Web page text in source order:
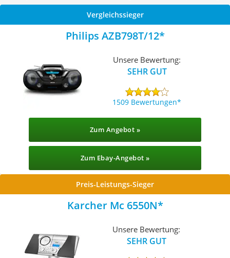
Vergleichssieger
Philips AZB798T/12
Unsere Bewertung:
SEHR GUT
1509 Bewertungen
Zum Angebot »
Zum Ebay-Angebot »
Preis-Leistungs-Sieger
Karcher Mc 6550N
Unsere Bewertung:
SEHR GUT